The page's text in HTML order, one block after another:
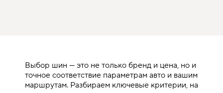
Выбор шин — это не только бренд и цена, но и
точное соответствие параметрам авто и вашим
маршрутам. Разбираем ключевые критерии, на